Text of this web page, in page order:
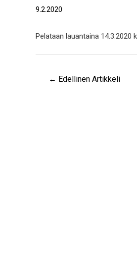
9.2.2020
Pelataan lauantaina 14.3.2020
← Edellinen Artikkeli